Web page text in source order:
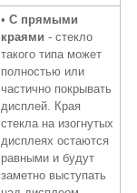
• С прямыми
краями - стекло
такого типа может
полностью или
частично покрывать
дисплей. Края
стекла на изогнутых
дисплеях остаются
равными и будут
заметно выступать